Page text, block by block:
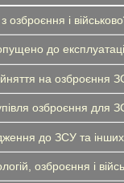
озброєння і
до
на озброєння
озброєння для
до ЗСУ та
озброєння і